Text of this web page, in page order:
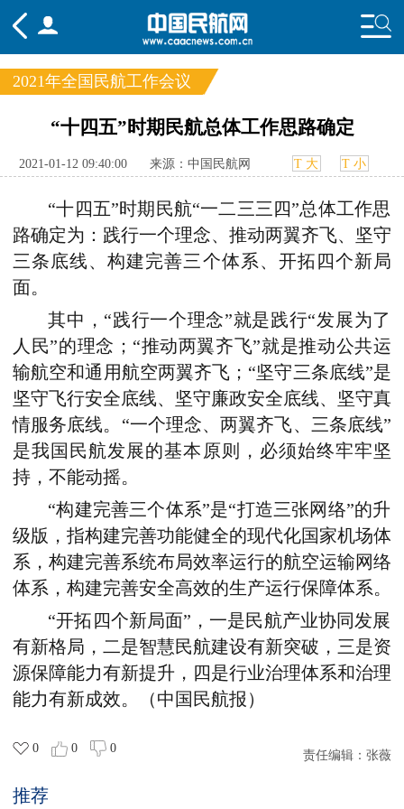
国内 国际
行业
2021年全国民航工作会议
“十四五”时期民航总体工作思路确定
2021-01-12 09:40:00 来源：中国民航网 T 大 T 小
“十四五”时期民航“一二三三四”总体工作思
路确定为：践行一个理念、推动两翼齐飞、坚守
三条底线、构建完善三个体系、开拓四个新局
面。
其中，“践行一个理念”就是践行“发展为了
人民”的理念；“推动两翼齐飞”就是推动公共运
输航空和通用航空两翼齐飞；“坚守三条底线”是
坚守飞行安全底线、坚守廉政安全底线、坚守真
情服务底线。“一个理念、两翼齐飞、三条底线”
是我国民航发展的基本原则，必须始终牢牢坚
持，不能动摇。
“构建完善三个体系”是“打造三张网络”的升
级版，指构建完善功能健全的现代化国家机场体
系，构建完善系统布局效率运行的航空运输网络
体系，构建完善安全高效的生产运行保障体系。
“开拓四个新局面”，一是民航产业协同发展
有新格局，二是智慧民航建设有新突破，三是资
源保障能力有新提升，四是行业治理体系和治理
能力有新成效。（中国民航报）
0 0 0
责任编辑： 张薇
推荐